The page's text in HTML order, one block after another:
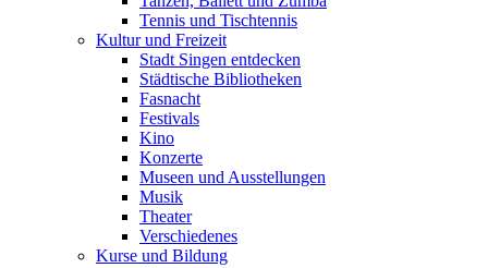
Tennis und Tischtennis
Kultur und Freizeit
Stadt Singen entdecken
Städtische Bibliotheken
Fasnacht
Festivals
Kino
Konzerte
Museen und Ausstellungen
Musik
Theater
Verschiedenes
Kurse und Bildung